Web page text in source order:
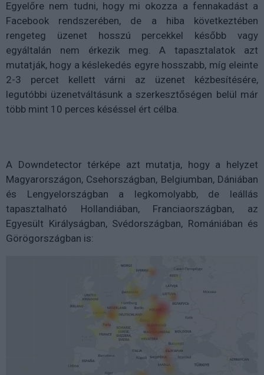
Egyelőre nem tudni, hogy mi okozza a fennakadást a
Facebook rendszerében, de a hiba következtében
rengeteg üzenet hosszú percekkel később vagy
egyáltalán nem érkezik meg. A tapasztalatok azt
mutatják, hogy a késlekedés egyre hosszabb, míg eleinte
2-3 percet kellett várni az üzenet kézbesítésére,
legutóbbi üzenetváltásunk a szerkesztőségen belül már
több mint 10 perces késéssel ért célba.
A Downdetector térképe azt mutatja, hogy a helyzet
Magyarországon, Csehországban, Belgiumban, Dániában
és Lengyelországban a legkomolyabb, de leállás
tapasztalható Hollandiában, Franciaországban, az
Egyesült Királyságban, Svédországban, Romániában és
Görögországban is: